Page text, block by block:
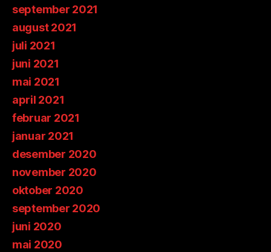
september 2021
august 2021
juli 2021
juni 2021
mai 2021
april 2021
februar 2021
januar 2021
desember 2020
november 2020
oktober 2020
september 2020
juni 2020
mai 2020